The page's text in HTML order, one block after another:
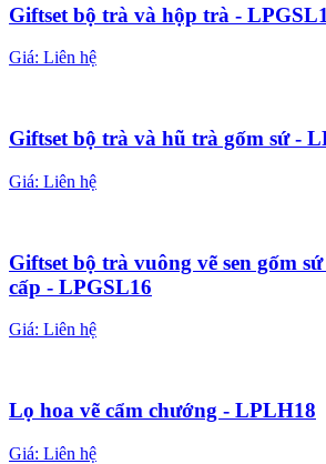
Giftset bộ trà và hộp trà -
Giá: Liên hệ
Giftset bộ trà và hũ trà gốm sứ -
Giá: Liên hệ
Giftset bộ trà vuông vẽ sen gốm
cấp - LPGSL16
Giá: Liên hệ
Lọ hoa vẽ cẩm chướng - LPLH18
Giá: Liên hệ